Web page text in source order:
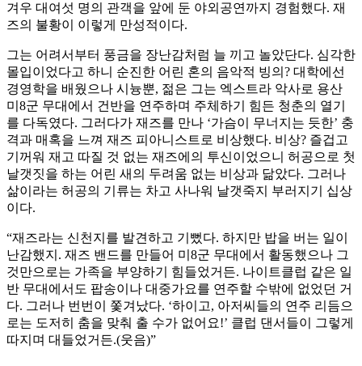
겨우 대여섯 명의 관객을 앞에 둔 야외공연까지 경험했다. 재
즈의 불황이 이렇게 만성적이다.
그는 어려서부터 풍금을 장난감처럼 늘 끼고 놀았단다. 심각한
몰입이었다고 하니 순진한 어린 혼의 음악적 빙의? 대학에선
경영학을 배웠으나 시늉뿐, 젊은 그는 엑스트라 악사로 용산
미8군 무대에서 건반을 연주하며 주체하기 힘든 청춘의 열기
를 다독였다. 그러다가 재즈를 만나 ‘가슴이 무너지는 듯한’ 충
격과 매혹을 느껴 재즈 피아니스트로 비상했다. 비상? 즐겁고
기꺼워 재고 따질 것 없는 재즈에의 투신이었으니 허공으로 첫
날갯짓을 하는 어린 새의 두려움 없는 비상과 닮았다. 그러나
삶이라는 허공의 기류는 차고 사나워 날갯죽지 부러지기 십상
이다.
“재즈라는 신천지를 발견하고 기뻤다. 하지만 밥을 버는 일이
난감했지. 재즈 밴드를 만들어 미8군 무대에서 활동했으나 그
것만으로는 가족을 부양하기 힘들었거든. 나이트클럽 같은 일
반 무대에서도 팝송이나 대중가요를 연주할 수밖에 없었던 거
다. 그러나 번번이 쫓겨났다. ‘하이고, 아저씨들의 연주 리듬으
로는 도저히 춤을 맞춰 출 수가 없어요!’ 클럽 댄서들이 그렇게
따지며 대들었거든.(웃음)”